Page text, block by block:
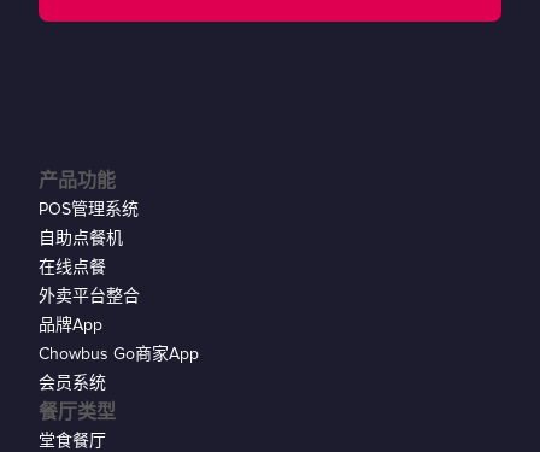
产品功能
POS管理系统
自助点餐机
在线点餐
外卖平台整合
品牌App
Chowbus Go商家App
会员系统
餐厅类型
堂食餐厅